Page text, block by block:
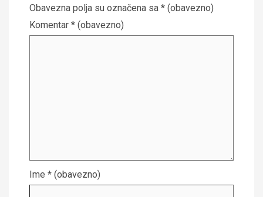
Obavezna polja su označena sa * (obavezno)
Komentar * (obavezno)
Ime * (obavezno)